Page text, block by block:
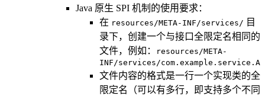
Java 原生 SPI 机制的使用要求：
在 resources/META-INF/services/ 目
录下，创建一个与接口全限定名相同的
文件，例如：
resources/META-
INF/services/com.example.service.A
文件内容的格式是一行一个实现类的全
限定名（可以有多行，即支持多个不同